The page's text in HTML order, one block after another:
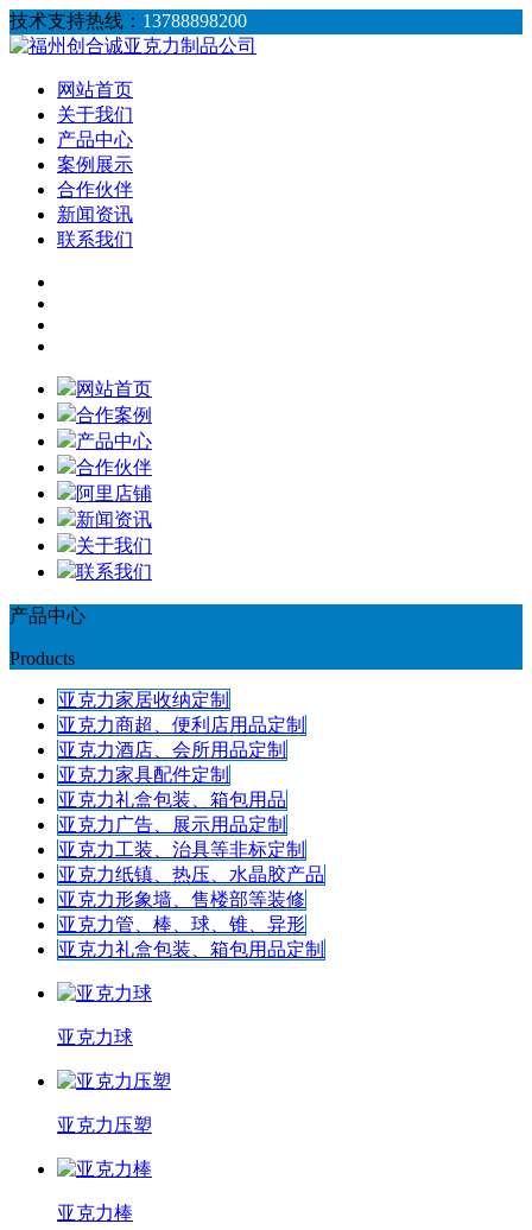
技术支持热线： 13788898200
网站首页
关于我们
产品中心
案例展示
合作伙伴
新闻资讯
联系我们
网站首页
合作案例
产品中心
合作伙伴
阿里店铺
新闻资讯
关于我们
联系我们
产品中心
Products
亚克力家居收纳定制
亚克力商超、便利店用品定制
亚克力酒店、会所用品定制
亚克力家具配件定制
亚克力礼盒包装、箱包用品
亚克力广告、展示用品定制
亚克力工装、治具等非标定制
亚克力纸镇、热压、水晶胶产品
亚克力形象墙、售楼部等装修
亚克力管、棒、球、锥、异形
亚克力礼盒包装、箱包用品定制
亚克力球
亚克力压塑
亚克力棒